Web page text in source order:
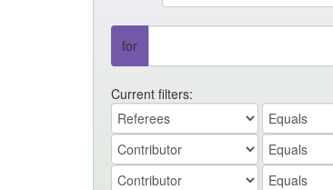
for
Current filters: